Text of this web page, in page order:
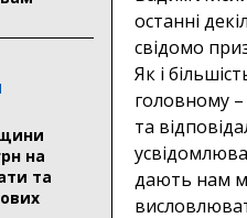
на
та
останні
свідомо
Як і
головному –
та
дають нам